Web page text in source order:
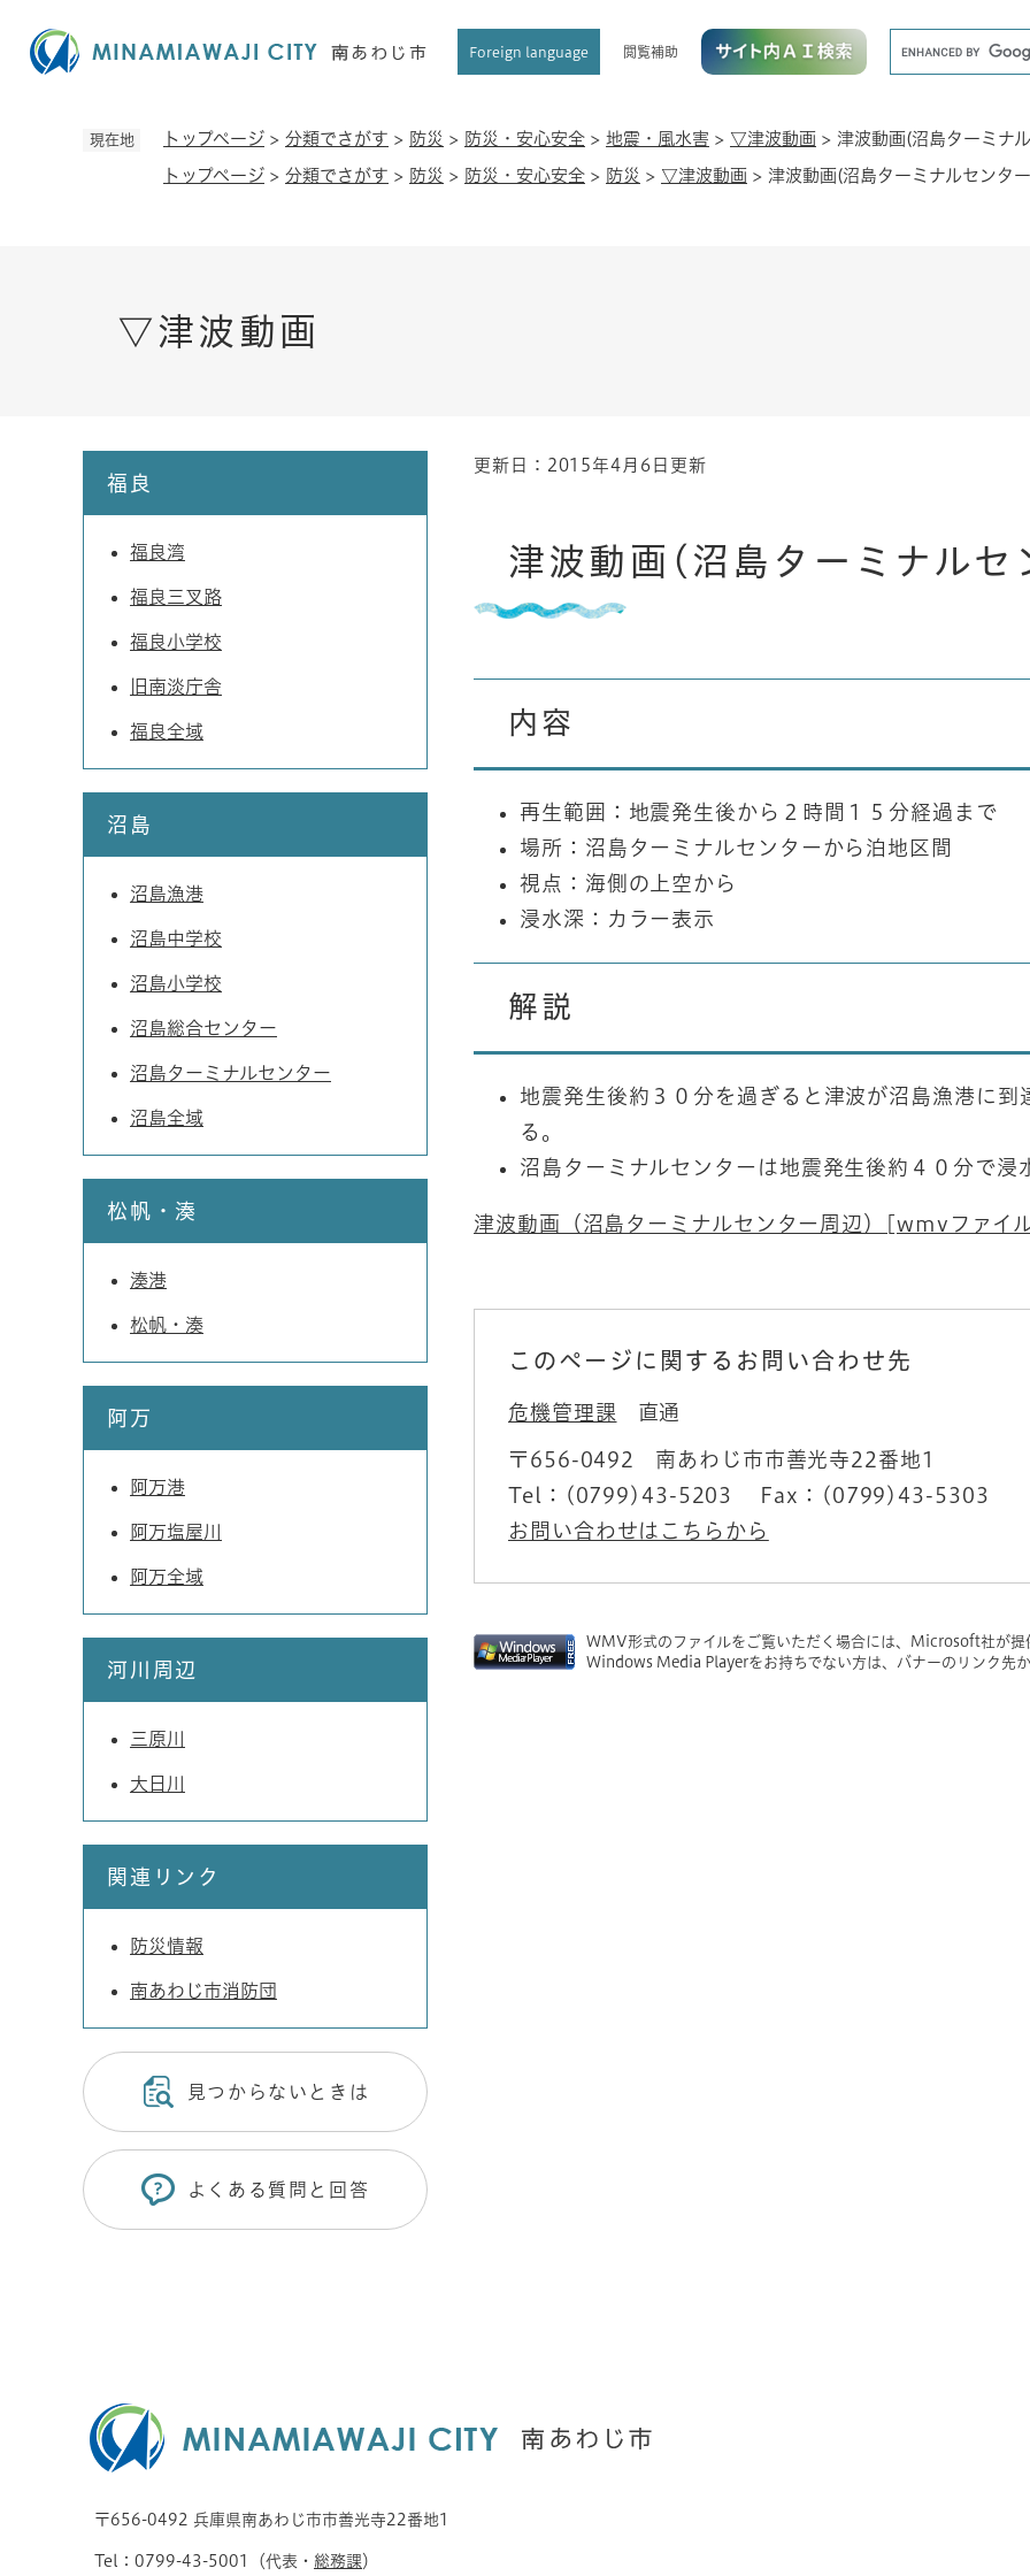
Foreign language 閲覧補助
ド
現在地 トップページ > 分類でさがす > 防災 > 防災・安心安全 > 地震・風水害 > ▽津波動画 > 津波動画(沼島ターミナ
トップページ > 分類でさがす > 防災 > 防災・安心安全 > 防災 > ▽津波動画 > 津波動画(沼島ターミナルセンタ
▽津波動画
本
更新日：2015年4月6日更新
津波動画(沼島ターミナルセ
内容
再生範囲：地震発生後から２時間１５分経過まで
場所：沼島ターミナルセンターから泊地区間
視点：海側の上空から
浸水深：カラー表示
解説
地震発生後約３０分を過ぎると津波が沼島漁港に
る。
沼島ターミナルセンターは地震発生後約４０分で浸
津波動画（沼島ターミナルセンター周辺）[wmvファイ
このページに関するお問い合わせ先
危機管理課 直通
〒656-0492
南あわじ市市善光寺22番地1
Tel：(0799)43-5203
Fax：(0799)43-5303
お問い合わせはこちらから
WMV形式のファイルをご覧いただく場合には、Microsoft社が
Windows Media Playerをお持ちでない方は、バナーのリンク先
福良
福良湾
福良三叉路
福良小学校
旧南淡庁舎
福良全域
沼島
沼島漁港
沼島中学校
沼島小学校
沼島総合センター
沼島ターミナルセンター
沼島全域
松帆・湊
湊港
松帆・湊
阿万
阿万港
阿万塩屋川
阿万全域
河川周辺
三原川
大日川
関連リンク
防災情報
南あわじ市消防団
見つからないときは
よくある質問と回答
〒656-0492 兵庫県南あわじ市市善光寺22番地1
Tel：0799-43-5001（代表・ 総務課）